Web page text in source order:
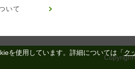
いて
を使用しています。詳細については「ク